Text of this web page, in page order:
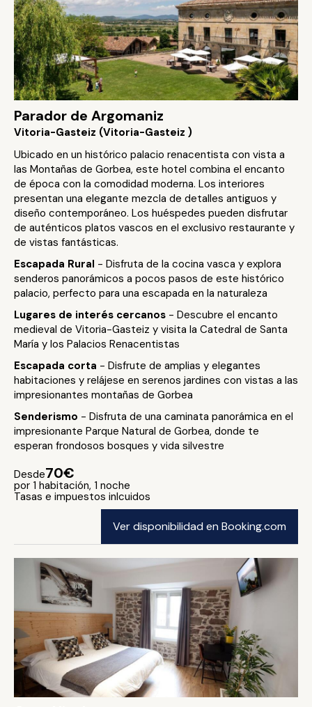
Parador de Argomaniz
Vitoria-Gasteiz (Vitoria-Gasteiz )
Ubicado en un histórico palacio renacentista con vista a
las Montañas de Gorbea, este hotel combina el encanto
de época con la comodidad moderna. Los interiores
presentan una elegante mezcla de detalles antiguos y
diseño contemporáneo. Los huéspedes pueden disfrutar
de auténticos platos vascos en el exclusivo restaurante y
de vistas fantásticas.
Escapada Rural - Disfruta de la cocina vasca y explora
senderos panorámicos a pocos pasos de este histórico
palacio, perfecto para una escapada en la naturaleza
Lugares de interés cercanos - Descubre el encanto
medieval de Vitoria-Gasteiz y visita la Catedral de Santa
María y los Palacios Renacentistas
Escapada corta - Disfrute de amplias y elegantes
habitaciones y relájese en serenos jardines con vistas a las
impresionantes montañas de Gorbea
Senderismo - Disfruta de una caminata panorámica en el
impresionante Parque Natural de Gorbea, donde te
esperan frondosos bosques y vida silvestre
Desde70€
por 1 habitación, 1 noche
Tasas e impuestos inlcuidos
Ver disponibilidad en Booking.com